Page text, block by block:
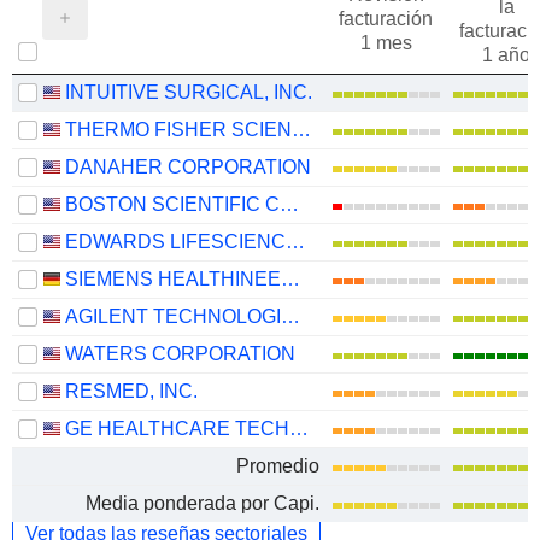
facturación
1 mes
la
1 año
INTUITIVE SURGICAL, INC.
THERMO FISHER SCIENTIFIC, INC.
DANAHER CORPORATION
BOSTON SCIENTIFIC CORPORATION
EDWARDS LIFESCIENCES CORPORATION
SIEMENS HEALTHINEERS AG
AGILENT TECHNOLOGIES, INC.
WATERS CORPORATION
RESMED, INC.
GE HEALTHCARE TECHNOLOGIES INC.
Promedio
Media ponderada por Capi.
Ver todas las reseñas sectoriales